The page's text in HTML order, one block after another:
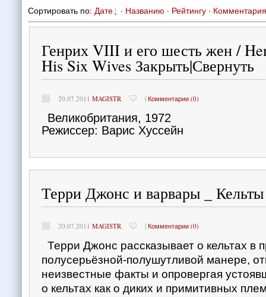
Сортировать по: Дате · Названию · Рейтингу ·
Генрих VIII и его шесть жен /
His Six Wives Закрыть|Свернуть
20.07.2011 MAGISTR. | Комментарии (0)
Великобритания, 1972
Режиссер: Варис Хуссейн
Терри Джонс и варвары _ Кельты
20.07.2011 MAGISTR. | Комментарии (0)
Терри Джонс рассказывает о кельтах в
полусерьёзной-полушутливой манере,
неизвестные факты и опровергая
о кельтах как о диких и примитивных